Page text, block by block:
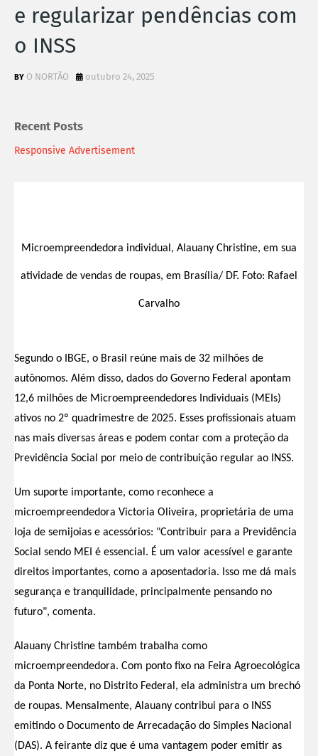
e regularizar pendências com
o INSS
O NORTÃO outubro 24, 2025
Recent Posts
Responsive Advertisement
Microempreendedora individual, Alauany Christine, em sua
atividade de vendas de roupas, em Brasília/ DF. Foto: Rafael
Carvalho
Segundo o IBGE, o Brasil reúne mais de 32 milhões de
autônomos. Além disso, dados do Governo Federal apontam
12,6 milhões de Microempreendedores Individuais (MEIs)
ativos no 2º quadrimestre de 2025. Esses profissionais atuam
nas mais diversas áreas e podem contar com a proteção da
Previdência Social por meio de contribuição regular ao INSS.
Um suporte importante, como reconhece a
microempreendedora Victoria Oliveira, proprietária de uma
loja de semijoias e acessórios: "Contribuir para a Previdência
Social sendo MEI é essencial. É um valor acessível e garante
direitos importantes, como a aposentadoria. Isso me dá mais
segurança e tranquilidade, principalmente pensando no
futuro", comenta.
Alauany Christine também trabalha como
microempreendedora. Com ponto fixo na Feira Agroecológica
da Ponta Norte, no Distrito Federal, ela administra um brechó
de roupas. Mensalmente, Alauany contribui para o INSS
emitindo o Documento de Arrecadação do Simples Nacional
(DAS). A feirante diz que é uma vantagem poder emitir as